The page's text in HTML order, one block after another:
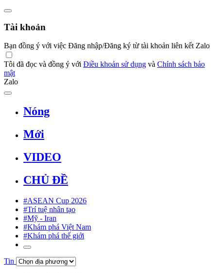
Tài khoản
Bạn đồng ý với việc Đăng nhập/Đăng ký từ tài khoản liên kết Zalo
Tôi đã đọc và đồng ý với Điều khoản sử dụng và Chính sách bảo
mật
Zalo
Nóng
Mới
VIDEO
CHỦ ĐỀ
#ASEAN Cup 2026
#Trí tuệ nhân tạo
#Mỹ - Iran
#Khám phá Việt Nam
#Khám phá thế giới
Tin